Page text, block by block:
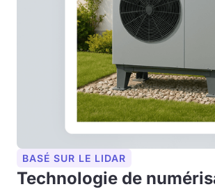
BASÉ SUR LE LIDAR
Technologie de